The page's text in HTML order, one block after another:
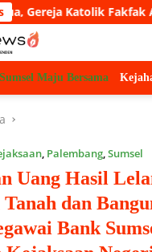
Fakfak Ajak Umat
Sumsel Maju Bersama
, Palembang,Sumsel
Uang Hasil
dan
Bank